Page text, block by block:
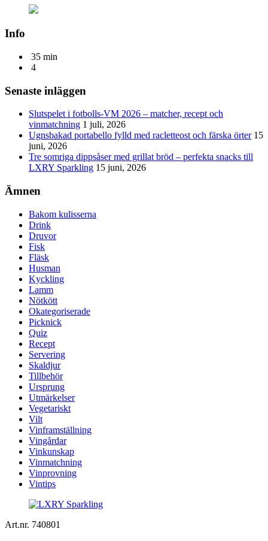
Info
35 min
4
Senaste inläggen
Slutspelet i fotbolls-VM 2026 – matcher, recept och
vinmatchning 1 juli, 2026
Ugnsbakad portabello fylld med racletteost och färska örter 15
juni, 2026
Tre somriga dippsåser med grillat bröd – perfekta snacks till
LXRY Sparkling 15 juni, 2026
Ämnen
Bakom kulisserna
Drink
Druvor
Fisk
Fläsk
Husman
Kyckling
Lamm
Nötkött
Okategoriserade
Picknick
Quiz
Recept
Servering
Skaldjur
Tillbehör
Ursprung
Utmärkelser
Vegetariskt
Vilt
Vinframställning
Vingårdar
Vinkunskap
Vinmatchning
Vinprovning
Vintips
Art.nr. 740801